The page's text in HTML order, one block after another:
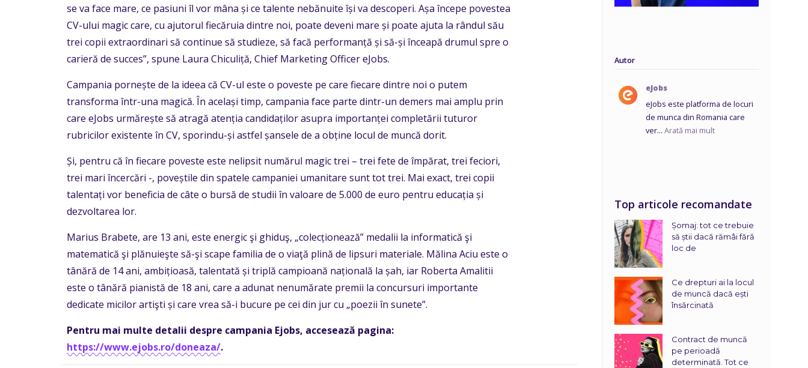
se va face mare, ce pasiuni îl vor mâna și ce talente nebănuite își va descoperi. Așa începe povestea
CV-ului magic care, cu ajutorul fiecăruia dintre noi, poate deveni mare și poate ajuta la rândul său
trei copii extraordinari să continue să studieze, să facă performanță și să-și înceapă drumul spre o
carieră de succes”, spune Laura Chiculiță, Chief Marketing Officer eJobs.
Campania pornește de la ideea că CV-ul este o poveste pe care fiecare dintre noi o putem
transforma într-una magică. În același timp, campania face parte dintr-un demers mai amplu prin
care eJobs urmărește să atragă atenția candidaților asupra importanței completării tuturor
rubricilor existente în CV, sporindu-și astfel șansele de a obține locul de muncă dorit.
Și, pentru că în fiecare poveste este nelipsit numărul magic trei – trei fete de împărat, trei feciori,
trei mari încercări -, poveștile din spatele campaniei umanitare sunt tot trei. Mai exact, trei copii
talentați vor beneficia de câte o bursă de studii în valoare de 5.000 de euro pentru educația și
dezvoltarea lor.
Marius Brabete, are 13 ani, este energic şi ghiduş, „colecționează” medalii la informatică şi
matematică şi plănuieşte să-şi scape familia de o viaţă plină de lipsuri materiale. Mălina Aciu este o
tânără de 14 ani, ambițioasă, talentată și triplă campioană națională la șah, iar Roberta Amalitii
este o tânără pianistă de 18 ani, care a adunat nenumărate premii la concursuri importante
dedicate micilor artişti și care vrea să-i bucure pe cei din jur cu „poezii în sunete”.
Pentru mai multe detalii despre campania Ejobs, accesează pagina:
https://www.ejobs.ro/doneaza/.
Autor
eJobs
eJobs este platforma de locuri
de munca din Romania care
ver...Arată mai mult
Top articole recomandate
Șomaj: tot ce trebuie
să știi dacă rămâi fără
loc de
Ce drepturi ai la locul
de muncă dacă ești
însărcinată
Contract de muncă
pe perioadă
determinată. Tot ce